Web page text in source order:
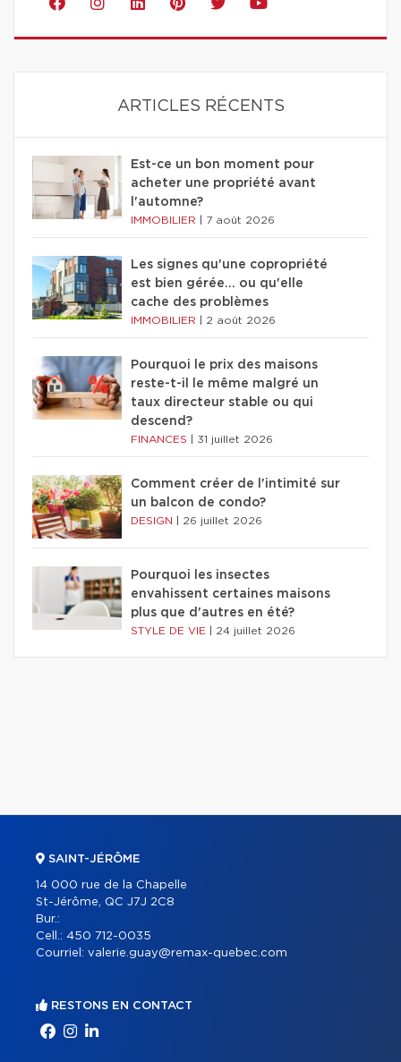
ARTICLES RÉCENTS
Est-ce un bon moment pour
acheter une propriété avant
l'automne?
IMMOBILIER 7 août 2026
Les signes qu'une copropriété
est bien gérée… ou qu'elle
cache des problèmes
IMMOBILIER 2 août 2026
Pourquoi le prix des maisons
reste-t-il le même malgré un
taux directeur stable ou qui
descend?
FINANCES 31 juillet 2026
Comment créer de l'intimité sur
un balcon de condo?
DESIGN 26 juillet 2026
Pourquoi les insectes
envahissent certaines maisons
plus que d'autres en été?
STYLE DE VIE 24 juillet 2026
SAINT-JÉRÔME
14 000 rue de la Chapelle
St-Jérôme, QC J7J 2C8
Bur.:
Cell.: 450 712-0035
Courriel: valerie.guay@remax-quebec.com
RESTONS EN CONTACT